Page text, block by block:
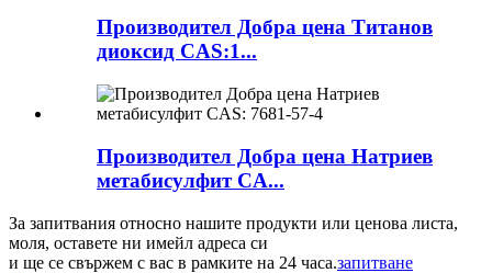
Производител Добра цена Титанов
диоксид CAS:1...
Производител Добра цена Натриев
метабисулфит CA...
За запитвания относно нашите продукти или ценова листа,
моля, оставете ни имейл адреса си
и ще се свържем с вас в рамките на 24 часа.запитване